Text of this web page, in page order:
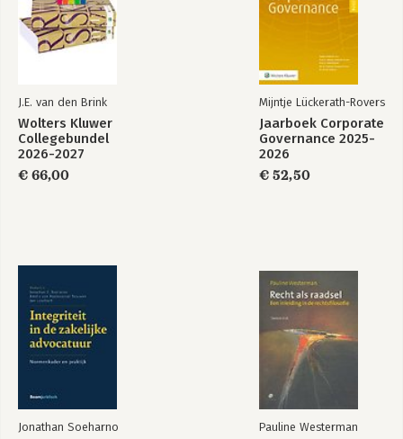
J.E. van den Brink
Wolters Kluwer
Collegebundel
2026-2027
€ 66,00
Mijntje Lückerath-Rovers
Jaarboek Corporate
Governance 2025-
2026
€ 52,50
Jonathan Soeharno Pauline Westerman